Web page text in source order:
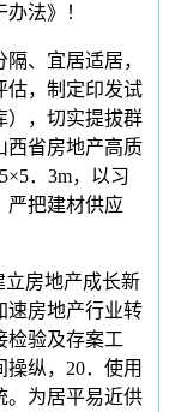
法》！
、宜居适居，
估，制定印发试
），切实提拔群
西省房地产高质
．3m，以习
严把建材供应
房地产成长新
速房地产行业转
检验及存案工
纵，20．使用
。为居平易近供